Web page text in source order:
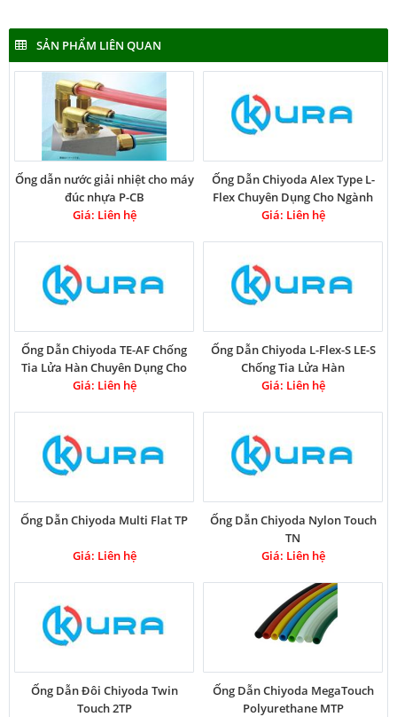
SẢN PHẨM LIÊN QUAN
Ống dẫn nước giải nhiệt cho máy
đúc nhựa P-CB
Giá: Liên hệ
Ống Dẫn Chiyoda Alex Type L-
Flex Chuyên Dụng Cho Ngành
Hàn ALE
Giá: Liên hệ
Ống Dẫn Chiyoda TE-AF Chống
Tia Lửa Hàn Chuyên Dụng Cho
Ngành Hàn
Giá: Liên hệ
Ống Dẫn Chiyoda L-Flex-S LE-S
Chống Tia Lửa Hàn
Giá: Liên hệ
Ống Dẫn Chiyoda Multi Flat TP
Giá: Liên hệ
Ống Dẫn Chiyoda Nylon Touch
TN
Giá: Liên hệ
Ống Dẫn Đôi Chiyoda Twin
Touch 2TP
Ống Dẫn Chiyoda MegaTouch
Polyurethane MTP